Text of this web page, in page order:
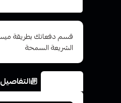
الشريعة السمحة
التفاصيل